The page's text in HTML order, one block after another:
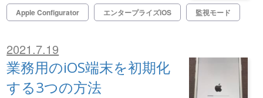
Apple Configurator エンタープライズiOS 監視モード
2021.7.19
業務用のiOS端末を初期化
する3つの方法